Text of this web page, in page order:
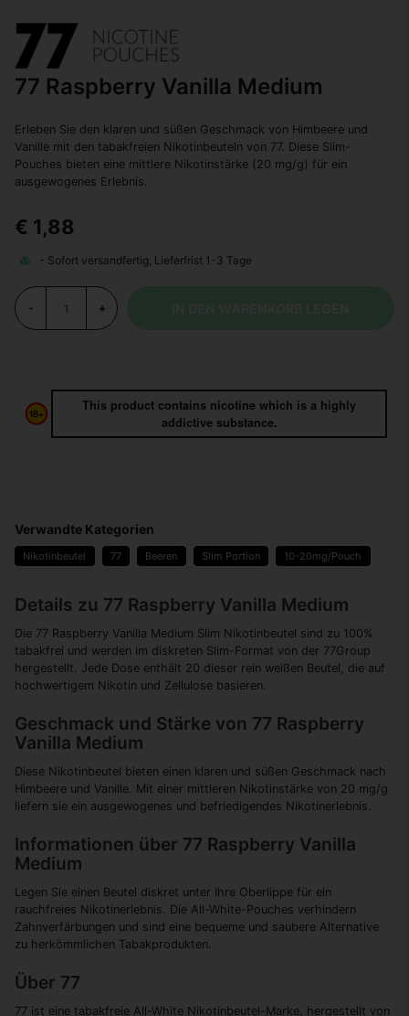
77 Raspberry Vanilla Medium
Erleben Sie den klaren und süßen Geschmack von Himbeere und
Vanille mit den tabakfreien Nikotinbeuteln von 77. Diese Slim-
Pouches bieten eine mittlere Nikotinstärke (20 mg/g) für ein
ausgewogenes Erlebnis.
€ 1,88
- +
This product contains nicotine which is a highly
addictive substance.
Verwandte Kategorien
Nikotinbeutel 77 Beeren Slim Portion 10-20mg/Pouch
Details zu 77 Raspberry Vanilla Medium
Die 77 Raspberry Vanilla Medium Slim Nikotinbeutel sind zu 100%
tabakfrei und werden im diskreten Slim-Format von der 77Group
hergestellt. Jede Dose enthält 20 dieser rein weißen Beutel, die auf
hochwertigem Nikotin und Zellulose basieren.
Geschmack und Stärke von 77 Raspberry
Vanilla Medium
Diese Nikotinbeutel bieten einen klaren und süßen Geschmack nach
Himbeere und Vanille. Mit einer mittleren Nikotinstärke von 20 mg/g
liefern sie ein ausgewogenes und befriedigendes Nikotinerlebnis.
Informationen über 77 Raspberry Vanilla
Medium
Legen Sie einen Beutel diskret unter Ihre Oberlippe für ein
rauchfreies Nikotinerlebnis. Die All-White-Pouches verhindern
Zahnverfärbungen und sind eine bequeme und saubere Alternative
zu herkömmlichen Tabakprodukten.
Über 77
77 ist eine tabakfreie All-White Nikotinbeutel-Marke, hergestellt von